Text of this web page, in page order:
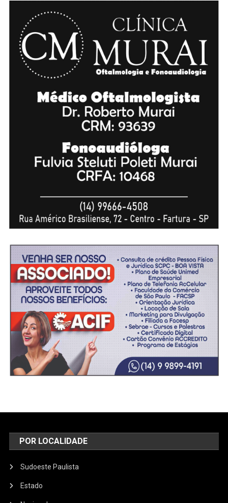
POR LOCALIDADE
Sudoeste Paulista
Estado